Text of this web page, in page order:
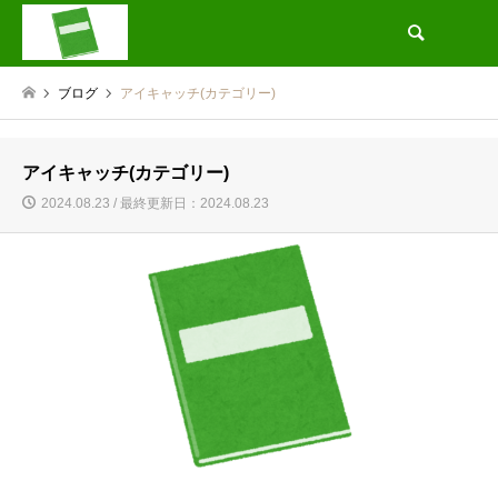
ブログ アイキャッチ(カテゴリー)
アイキャッチ(カテゴリー)
2024.08.23 / 最終更新日：2024.08.23